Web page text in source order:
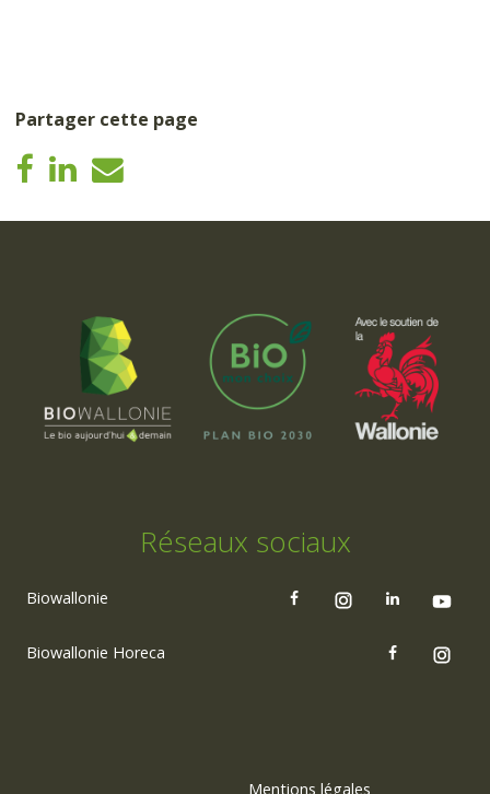
Partager cette page
Réseaux sociaux
Biowallonie
Biowallonie Horeca
Mentions légales